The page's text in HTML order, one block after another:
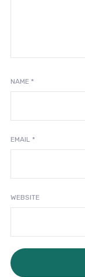
NAME *
EMAIL *
WEBSITE